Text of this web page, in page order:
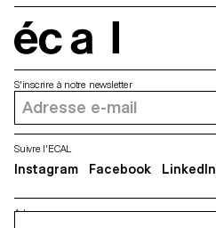
confort tandis que sa
construction symétrique
permet une utilisation simplifiée
et un changement aisé de la
longévité.
Adresse
S'inscrire à notre newsletter
Suivre l'ECAL
Instagram Facebook LinkedIn